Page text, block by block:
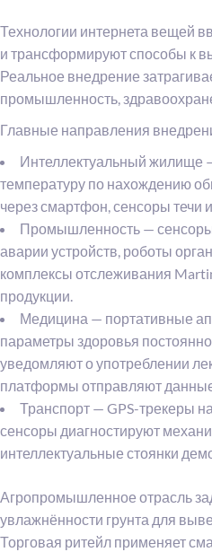
Технологии интернета вещей
и трансформируют способы к
Реальное внедрение
промышленность,
Главные направления
Интеллектуальный жилище
температуру по нахождению
через смартфон, сенсоры течи
Промышленность —
аварии устройств, роботы
комплексы отслеживания
продукции.
Медицина — портативные
параметры здоровья
уведомляют о употреблении
платформы отправляют
Транспорт — GPS-трекеры
сенсоры диагностируют
интеллектуальные стоянки
Агропромышленное отрасль
увлажнённости грунта для
Торговая ритейл применяет